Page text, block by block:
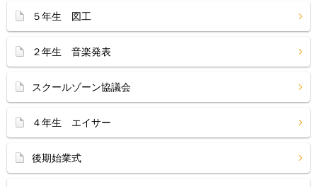
５年生 図工
２年生 音楽発表
スクールゾーン協議会
４年生 エイサー
後期始業式